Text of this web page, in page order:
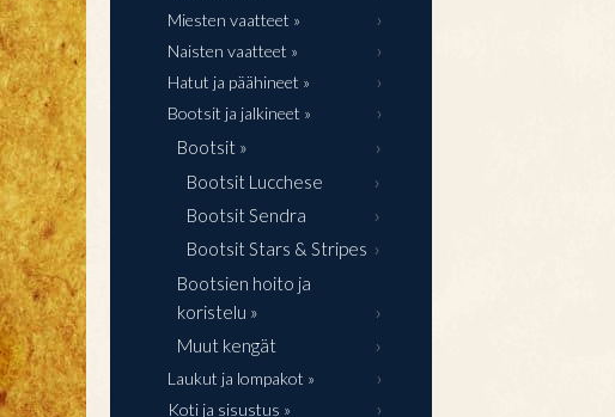
Miesten vaatteet »
Naisten vaatteet »
Hatut ja päähineet »
Bootsit ja jalkineet »
Bootsit »
Bootsit Lucchese
Bootsit Sendra
Bootsit Stars & Stripes
Bootsien hoito ja
koristelu »
Muut kengät
Laukut ja lompakot »
Koti ja sisustus »